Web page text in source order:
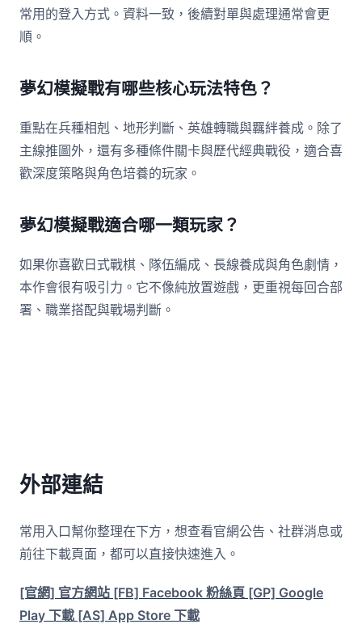
常用的登入方式。資料一致，後續對單與處理通常會更
順。
夢幻模擬戰有哪些核心玩法特色？
重點在兵種相剋、地形判斷、英雄轉職與羈絆養成。除了
主線推圖外，還有多種條件關卡與歷代經典戰役，適合喜
歡深度策略與角色培養的玩家。
夢幻模擬戰適合哪一類玩家？
如果你喜歡日式戰棋、隊伍編成、長線養成與角色劇情，
本作會很有吸引力。它不像純放置遊戲，更重視每回合部
署、職業搭配與戰場判斷。
外部連結
常用入口幫你整理在下方，想查看官網公告、社群消息或
前往下載頁面，都可以直接快速進入。
[官網] 官方網站 [FB] Facebook 粉絲頁 [GP] Google
Play 下載 [AS] App Store 下載